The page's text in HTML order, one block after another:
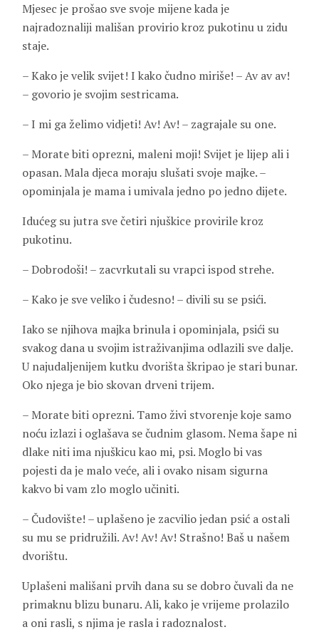
Mjesec je prošao sve svoje mijene kada je
najradoznaliji mališan provirio kroz pukotinu u zidu
staje.
– Kako je velik svijet! I kako čudno miriše! – Av av av!
– govorio je svojim sestricama.
– I mi ga želimo vidjeti! Av! Av! – zagrajale su one.
– Morate biti oprezni, maleni moji! Svijet je lijep ali i
opasan. Mala djeca moraju slušati svoje majke. –
opominjala je mama i umivala jedno po jedno dijete.
Idućeg su jutra sve četiri njuškice provirile kroz
pukotinu.
– Dobrodoši! – zacvrkutali su vrapci ispod strehe.
– Kako je sve veliko i čudesno! – divili su se psići.
Iako se njihova majka brinula i opominjala, psići su
svakog dana u svojim istraživanjima odlazili sve dalje.
U najudaljenijem kutku dvorišta škripao je stari bunar.
Oko njega je bio skovan drveni trijem.
– Morate biti oprezni. Tamo živi stvorenje koje samo
noću izlazi i oglašava se čudnim glasom. Nema šape ni
dlake niti ima njuškicu kao mi, psi. Moglo bi vas
pojesti da je malo veće, ali i ovako nisam sigurna
kakvo bi vam zlo moglo učiniti.
– Čudovište! – uplašeno je zacvilio jedan psić a ostali
su mu se pridružili. Av! Av! Av! Strašno! Baš u našem
dvorištu.
Uplašeni mališani prvih dana su se dobro čuvali da ne
primaknu blizu bunaru. Ali, kako je vrijeme prolazilo
a oni rasli, s njima je rasla i radoznalost.